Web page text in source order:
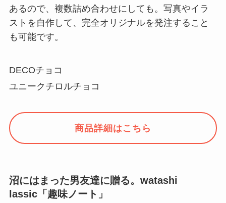
あるので、複数詰め合わせにしても。写真やイラ
ストを自作して、完全オリジナルを発注すること
も可能です。
DECOチョコ
ユニークチロルチョコ
商品詳細はこちら
沼にはまった男友達に贈る。watashi
lassic「趣味ノート」